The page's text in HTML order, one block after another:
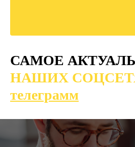
САМОЕ
НАШИХ
телеграмм